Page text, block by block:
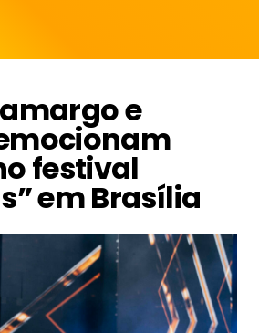
e
festival
em Brasília